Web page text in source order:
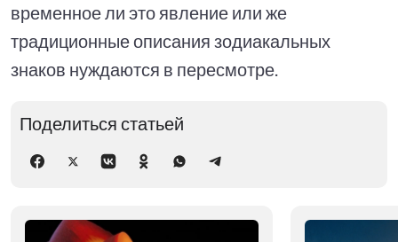
временное ли это явление или же
традиционные описания зодиакальных
знаков нуждаются в пересмотре.
Поделиться статьей